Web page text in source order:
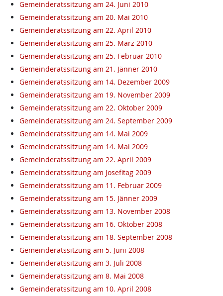
Gemeinderatssitzung am 24. Juni 2010
Gemeinderatssitzung am 20. Mai 2010
Gemeinderatssitzung am 22. April 2010
Gemeinderatssitzung am 25. März 2010
Gemeinderatssitzung am 25. Februar 2010
Gemeinderatssitzung am 21. Jänner 2010
Gemeinderatssitzung am 14. Dezember 2009
Gemeinderatssitzung am 19. November 2009
Gemeinderatssitzung am 22. Oktober 2009
Gemeinderatssitzung am 24. September 2009
Gemeinderatssitzung am 14. Mai 2009
Gemeinderatssitzung am 14. Mai 2009
Gemeinderatssitzung am 22. April 2009
Gemeinderatssitzung am Josefitag 2009
Gemeinderatssitzung am 11. Februar 2009
Gemeinderatssitzung am 15. Jänner 2009
Gemeinderatssitzung am 13. November 2008
Gemeinderatssitzung am 16. Oktober 2008
Gemeinderatssitzung am 18. September 2008
Gemeinderatssitzung am 5. Juni 2008
Gemeinderatssitzung am 3. Juli 2008
Gemeinderatssitzung am 8. Mai 2008
Gemeinderatssitzung am 10. April 2008